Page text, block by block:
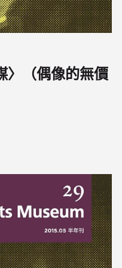
〉（偶像的無價